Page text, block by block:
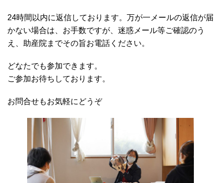
24時間以内に返信しております。万が一メールの返信が届
かない場合は、お手数ですが、迷惑メール等ご確認のう
え、助産院までその旨お電話ください。
どなたでも参加できます。
ご参加お待ちしております。
お問合せもお気軽にどうぞ